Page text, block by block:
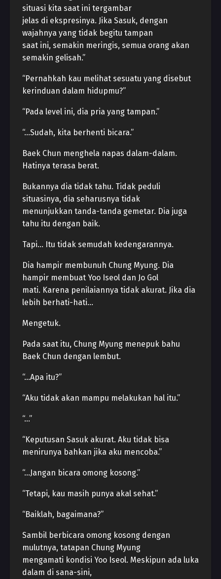
situasi kita saat ini tergambar
jelas di ekspresinya. Jika Sasuk, dengan
wajahnya yang tidak begitu tampan
saat ini, semakin meringis, semua orang akan
semakin gelisah.”
“Pernahkah kau melihat sesuatu yang disebut
kerinduan dalam hidupmu?”
“Pada level ini, dia pria yang tampan.”
“…Sudah, kita berhenti bicara.”
Baek Chun menghela napas dalam-dalam.
Hatinya terasa berat.
Bukannya dia tidak tahu. Tidak peduli
situasinya, dia seharusnya tidak
menunjukkan tanda-tanda gemetar. Dia juga
tahu itu dengan baik.
Tapi… Itu tidak semudah kedengarannya.
Dia hampir membunuh Chung Myung. Dia
hampir membuat Yoo Iseol dan Jo Gol
mati. Karena penilaiannya tidak akurat. Jika dia
lebih berhati-hati…
Mengetuk.
Pada saat itu, Chung Myung menepuk bahu
Baek Chun dengan lembut.
“…Apa itu?”
“Aku tidak akan mampu melakukan hal itu.”
“…”
“Keputusan Sasuk akurat. Aku tidak bisa
menirunya bahkan jika aku mencoba.”
“…Jangan bicara omong kosong.”
“Tetapi, kau masih punya akal sehat.”
“Baiklah, bagaimana?”
Sambil berbicara omong kosong dengan
mulutnya, tatapan Chung Myung
mengamati kondisi Yoo Iseol. Meskipun ada luka
dalam di sana-sini,